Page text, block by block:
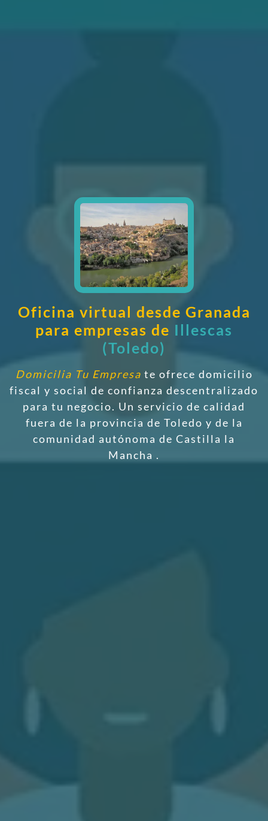
Oficina virtual desde Granada
para empresas de Illescas
(Toledo)
Domicilia Tu Empresa te ofrece domicilio
fiscal y social de confianza descentralizado
para tu negocio. Un servicio de calidad
fuera de la provincia de Toledo y de la
comunidad autónoma de Castilla la
Mancha .